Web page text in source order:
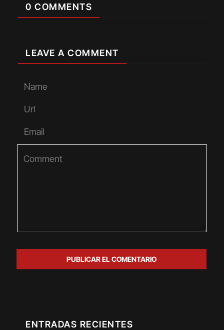
0 COMMENTS
LEAVE A COMMENT
ENTRADAS RECIENTES